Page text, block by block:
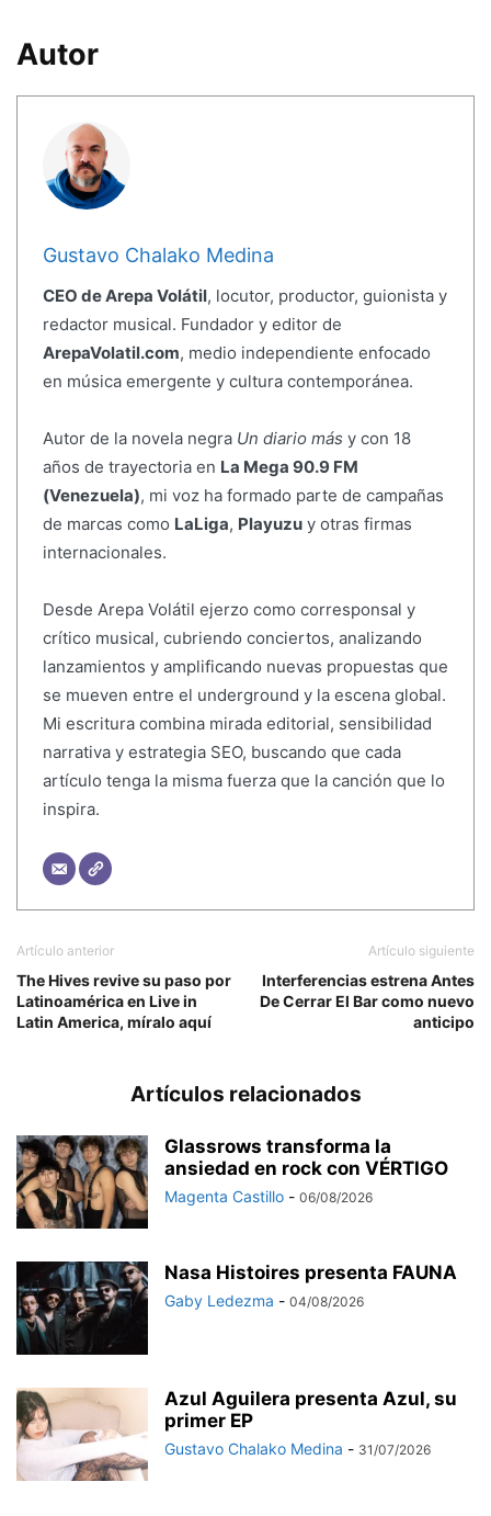
Autor
Gustavo Chalako Medina
CEO de Arepa Volátil, locutor, productor, guionista y
redactor musical. Fundador y editor de
ArepaVolatil.com, medio independiente enfocado
en música emergente y cultura contemporánea.
Autor de la novela negra Un diario más y con 18
años de trayectoria en La Mega 90.9 FM
(Venezuela), mi voz ha formado parte de campañas
de marcas como LaLiga, Playuzuy otras firmas
internacionales.
Desde Arepa Volátil ejerzo como corresponsal y
crítico musical, cubriendo conciertos, analizando
lanzamientos y amplificando nuevas propuestas que
se mueven entre el underground y la escena global.
Mi escritura combina mirada editorial, sensibilidad
narrativa y estrategia SEO, buscando que cada
artículo tenga la misma fuerza que la canción que lo
inspira.
Artículo anterior
The Hives revive su paso por
Latinoamérica en Live in
Latin America, míralo aquí
Artículo siguiente
Interferencias estrena Antes
De Cerrar El Bar como nuevo
anticipo
Artículos relacionados
Glassrows transforma la
ansiedad en rock con VÉRTIGO
Magenta Castillo - 06/08/2026
Nasa Histoires presenta FAUNA
Gaby Ledezma - 04/08/2026
Azul Aguilera presenta Azul, su
primer EP
Gustavo Chalako Medina - 31/07/2026